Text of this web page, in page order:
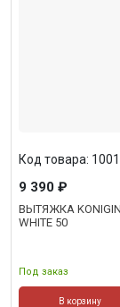
ВЫТЯЖКА KONIGIN
WHITE 50
Под заказ
Код товара:
9 390 ₽
В корзину